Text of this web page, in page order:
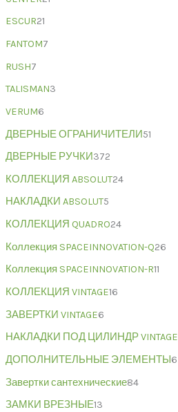
ESCUR21
FANTOM7
RUSH7
TALISMAN3
VERUM6
ДВЕРНЫЕ ОГРАНИЧИТЕЛИ51
ДВЕРНЫЕ РУЧКИ372
КОЛЛЕКЦИЯ ABSOLUT24
НАКЛАДКИ ABSOLUT5
КОЛЛЕКЦИЯ QUADRO24
Коллекция SPACEINNOVATION-Q26
Коллекция SPACEINNOVATION-R11
КОЛЛЕКЦИЯ VINTAGE16
ЗАВЕРТКИ VINTAGE6
НАКЛАДКИ ПОД ЦИЛИНДР VINTAGE
ДОПОЛНИТЕЛЬНЫЕ ЭЛЕМЕНТЫ 6
Завертки сантехнические84
ЗАМКИ ВРЕЗНЫЕ13